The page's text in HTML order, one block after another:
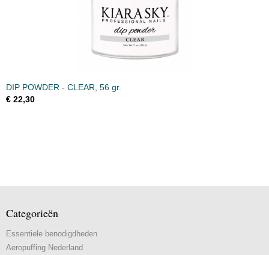
DIP POWDER - CLEAR, 56 gr.
€ 22,30
Categorieën
Essentiele benodigdheden
Aeropuffing Nederland